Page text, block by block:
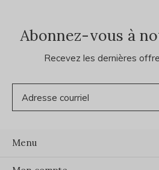
Abonnez-vous à
Recevez les dernières
Menu